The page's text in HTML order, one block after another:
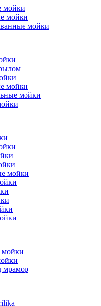
мойки
мойки
мойки
мойки
мойки
мойки
мойки
мрамор